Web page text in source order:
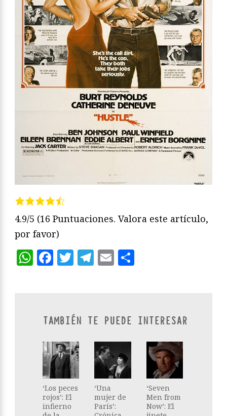
4.9/5 (16 Puntuaciones. Valora este artículo,
por favor)
WhatsApp
Facebook
Twitter
Telegram
Email
TAMBIÉN TE PUEDE INTERESAR
‘Los peces
rojos’: El
infierno
‘Una
mujer de
París’:
‘Seven
Men from
Now’: El